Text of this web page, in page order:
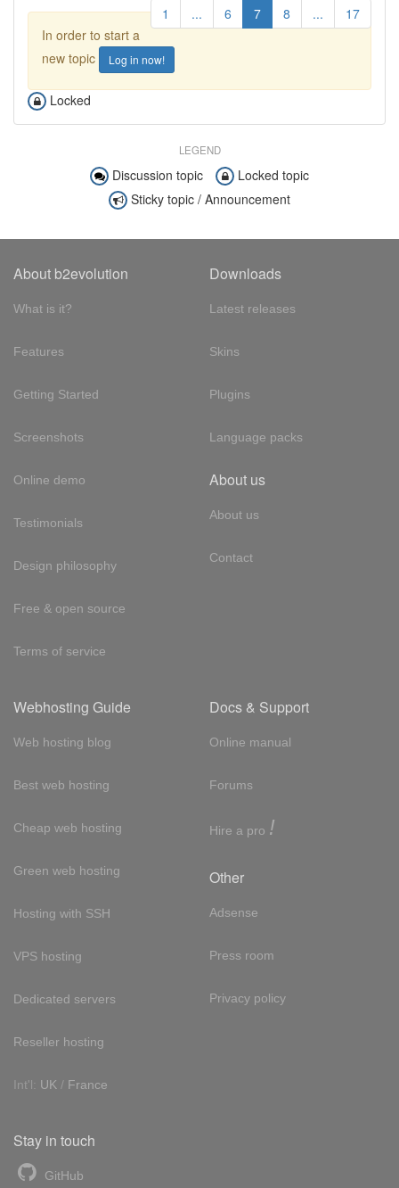
1 ... 6 7 8 ...
17
In order to start a
new topic
Log in now!
Locked
LEGEND
Discussion topic
Locked topic
Sticky topic / Announcement
About b2evolution
What is it?
Features
Getting Started
Screenshots
Online demo
Testimonials
Design philosophy
Free & open source
Terms of service
Downloads
Latest releases
Skins
Plugins
Language packs
About us
About us
Contact
Webhosting Guide
Web hosting blog
Best web hosting
Cheap web hosting
Green web hosting
Hosting with SSH
VPS hosting
Dedicated servers
Reseller hosting
Int'l: UK / France
Docs & Support
Online manual
Forums
Hire a pro !
Other
Adsense
Press room
Privacy policy
Stay in touch
GitHub